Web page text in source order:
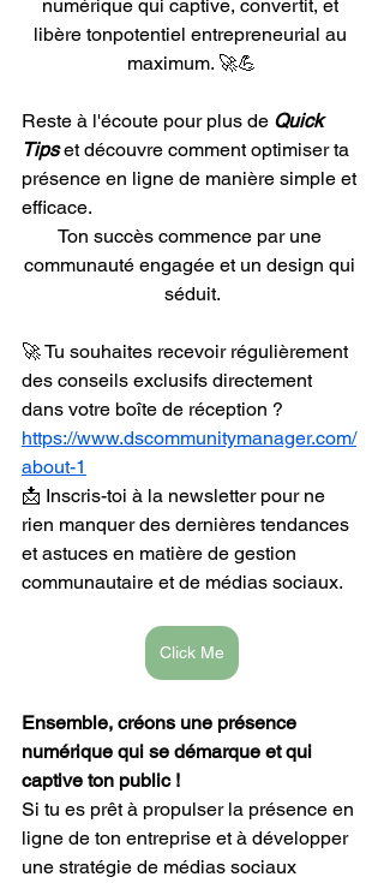
numérique qui captive, convertit, et
libère tonpotentiel entrepreneurial au
maximum. 🚀💪
Reste à l'écoute pour plus de Quick
Tips et découvre comment optimiser ta
présence en ligne de manière simple et
efficace.
Ton succès commence par une
communauté engagée et un design qui
séduit.
🚀 Tu souhaites recevoir régulièrement
des conseils exclusifs directement
dans votre boîte de réception ?
https://www.dscommunitymanager.com/
about-1
📩 Inscris-toi à la newsletter pour ne
rien manquer des dernières tendances
et astuces en matière de gestion
communautaire et de médias sociaux.
Click Me
Ensemble, créons une présence
numérique qui se démarque et qui
captive ton public !
Si tu es prêt à propulser la présence en
ligne de ton entreprise et à développer
une stratégie de médias sociaux